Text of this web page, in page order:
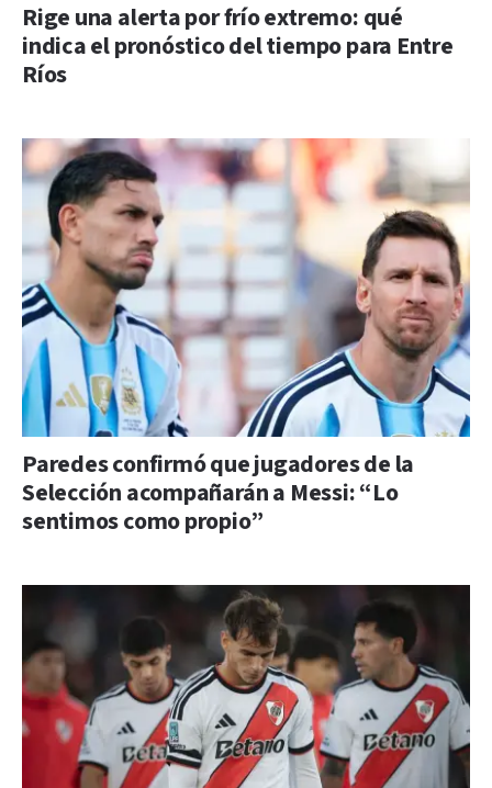
Rige una alerta por frío extremo: qué
indica el pronóstico del tiempo para Entre
Ríos
Paredes confirmó que jugadores de la
Selección acompañarán a Messi: “Lo
sentimos como propio”